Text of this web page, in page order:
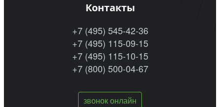
Контакты
+7 (495) 545-42-36
+7 (495) 115-09-15
+7 (495) 115-10-15
+7 (800) 500-04-67
звонок онлайн